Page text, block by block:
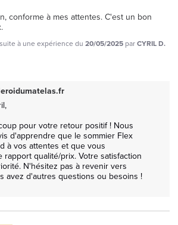
conforme à mes attentes. C'est un bon
à une expérience du 20/05/2025 parCYRIL D.
pour votre retour positif ! Nous
d'apprendre que le sommier Flex
à vos attentes et que vous
rapport qualité/prix. Votre satisfaction
N'hésitez pas à revenir vers
avez d'autres questions ou besoins !